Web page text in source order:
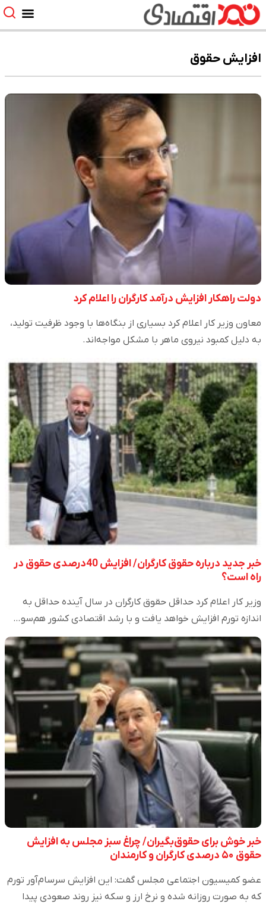
افزایش حقوق
دولت راهکار افزایش درآمد کارگران را اعلام کرد
معاون وزیر کار اعلام کرد بسیاری از بنگاه‌ها با وجود ظرفیت تولید،
به دلیل کمبود نیروی ماهر با مشکل مواجه‌اند.
خبر جدید درباره حقوق کارگران/ افزایش 40درصدی حقوق در
راه است؟
وزیر کار اعلام کرد حداقل حقوق کارگران در سال آینده حداقل به
اندازه تورم افزایش خواهد یافت و با رشد اقتصادی کشور هم‌سو…
خبر خوش برای حقوق‌بگیران/ چراغ سبز مجلس به افزایش
حقوق ۵۰ درصدی کارگران و کارمندان
عضو کمیسیون اجتماعی مجلس گفت: این افزایش سرسام‌آور تورم
که به صورت روزانه شده و نرخ ارز و سکه نیز روند صعودی پیدا